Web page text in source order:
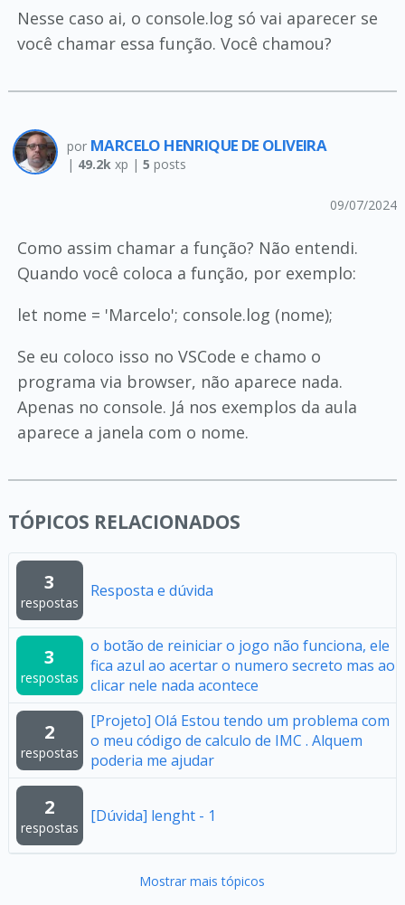
Nesse caso ai, o console.log só vai aparecer se
você chamar essa função. Você chamou?
por MARCELO HENRIQUE DE OLIVEIRA
| 49.2kxp | 5 posts
09/07/2024
Como assim chamar a função? Não entendi.
Quando você coloca a função, por exemplo:
let nome = 'Marcelo'; console.log (nome);
Se eu coloco isso no VSCode e chamo o
programa via browser, não aparece nada.
Apenas no console. Já nos exemplos da aula
aparece a janela com o nome.
TÓPICOS RELACIONADOS
3
respostas
Resposta e dúvida
3
respostas
o botão de reiniciar o jogo não funciona, ele
fica azul ao acertar o numero secreto mas ao
clicar nele nada acontece
2
respostas
[Projeto] Olá Estou tendo um problema com
o meu código de calculo de IMC . Alquem
poderia me ajudar
2
respostas
[Dúvida] lenght - 1
Mostrar mais tópicos